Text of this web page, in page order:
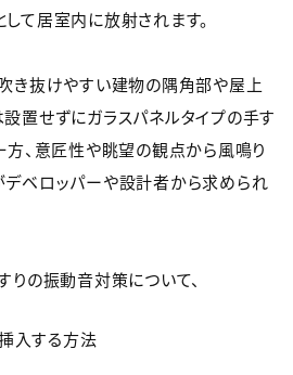
て居室内に放射されます。
き抜けやすい建物の隅角部や屋上
置せずにガラスパネルタイプの手す
方、意匠性や眺望の観点から風鳴り
ベロッパーや設計者から求められ
りの振動音対策について、
入する方法